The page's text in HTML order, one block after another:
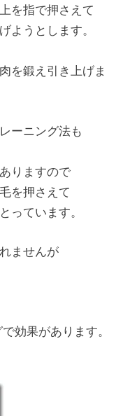
を指で押さえて
ようとします。
を鍛え引き上げま
ーニング法も
りますので
を押さえて
っています。
ませんが
効果があります。